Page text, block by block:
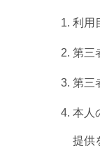
利用
第三
第三
本人
提供